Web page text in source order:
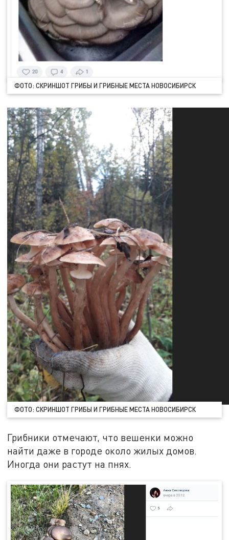
ФОТО: СКРИНШОТ ГРИБЫ И ГРИБНЫЕ МЕСТА НОВОСИБИРСК
ФОТО: СКРИНШОТ ГРИБЫ И ГРИБНЫЕ МЕСТА НОВОСИБИРСК
Грибники отмечают, что вешенки можно
найти даже в городе около жилых домов.
Иногда они растут на пнях.